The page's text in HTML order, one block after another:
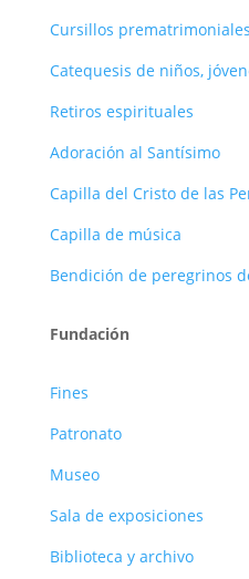
Cursillos prematrimoniales
Catequesis de niños,
Retiros espirituales
Adoración al Santísimo
Capilla del Cristo de las
Capilla de música
Bendición de peregrinos
Fundación
Fines
Patronato
Museo
Sala de exposiciones
Biblioteca y archivo